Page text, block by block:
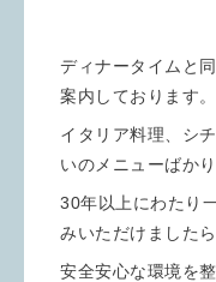
ディナータイムと
案内しております。
イタリア料理、シ
いのメニューばかり
30年以上にわたり
みいただけましたら
安全安心な環境を